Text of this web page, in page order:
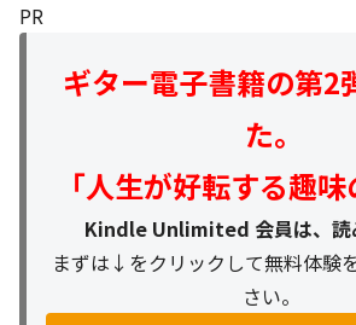
PR
ギター電子書籍の第2
た。
「人生が好転する趣味
Kindle Unlimited 会員は、読
まずは↓をクリックして無料体験
さい。